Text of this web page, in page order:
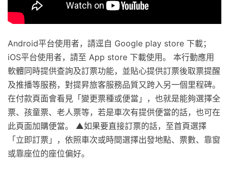
Android平台使用者，請逕自 Google play store 下載；
iOS平台使用者，請至 App store 下載使用。 本行動應用
軟體同時提供查詢及訂票功能，並貼心提供訂票後取票提醒
及推播等服務，對提昇旅客服務品質又跨入另一個里程碑。
在付款頁面會看見「變更票種或便當」，也就是能夠選擇全
票、孩童票、老人票等，若是車次有提供便當的話，也可在
此頁面加購便當。 ▲如果要直接訂票的話，至首頁選擇
「立即訂票」，依照車次或時間選擇出發地點、票數、靠窗
或靠座位的座位偏好。